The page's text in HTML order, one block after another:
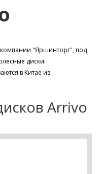
"Яршинторг", под
диски.
в Китае из
Arrivo